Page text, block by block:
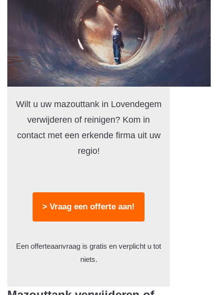
Wilt u uw mazouttank in Lovendegem
verwijderen of reinigen? Kom in
contact met een erkende firma uit uw
regio!
> Vraag een offerte aan!
Een offerteaanvraag is gratis en verplicht u tot
niets.